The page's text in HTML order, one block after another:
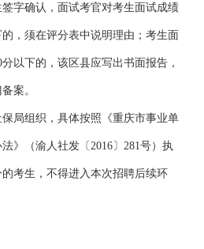
字确认，面试考官对考生面试成绩
，须在评分表中说明理由；考生面
以下的，该区县应写出书面报告，
案。
局组织，具体按照《重庆市事业单
》（渝人社发〔2016〕281号）执
考生，不得进入本次招聘后续环